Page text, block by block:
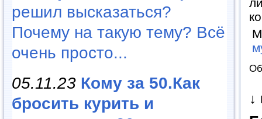
решил высказаться?
Почему на такую тему? Всё
очень просто...
05.11.23 Кому за 50.Как
бросить курить и